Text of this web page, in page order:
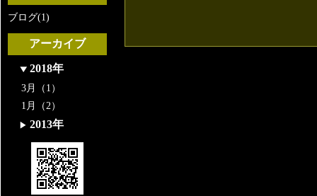
ブログ(1)
アーカイブ
2018年
3月（1）
1月（2）
2013年